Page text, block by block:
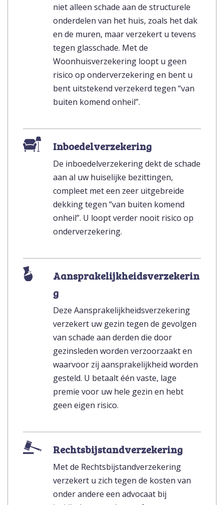
niet alleen schade aan de structurele
onderdelen van het huis, zoals het dak
en de muren, maar verzekert u tevens
tegen glasschade. Met de
Woonhuisverzekering loopt u geen
risico op onderverzekering en bent u
bent uitstekend verzekerd tegen “van
buiten komend onheil”.
Inboedelverzekering
De inboedelverzekering dekt de schade
aan al uw huiselijke bezittingen,
compleet met een zeer uitgebreide
dekking tegen “van buiten komend
onheil”. U loopt verder nooit risico op
onderverzekering.
Aansprakelijkheidsverzekerin
g
Deze Aansprakelijkheidsverzekering
verzekert uw gezin tegen de gevolgen
van schade aan derden die door
gezinsleden worden verzoorzaakt en
waarvoor zij aansprakelijkheid worden
gesteld. U betaalt één vaste, lage
premie voor uw hele gezin en hebt
geen eigen risico.
Rechtsbijstandverzekering
Met de Rechtsbijstandverzekering
verzekert u zich tegen de kosten van
onder andere een advocaat bij